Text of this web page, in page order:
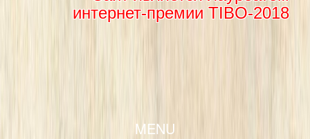
интернет-премии TIBO-2018
MENU